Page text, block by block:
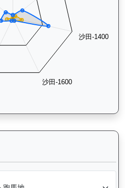
G181）— 騎師統計分析：查看各騎